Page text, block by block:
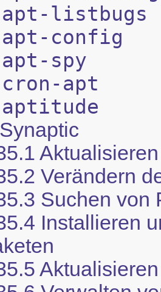
apt-listbugs
apt-config
apt-spy
cron-apt
aptitude
Verändern
Suchen von
Installieren